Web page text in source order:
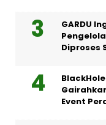
GARDU
Diproses
Event